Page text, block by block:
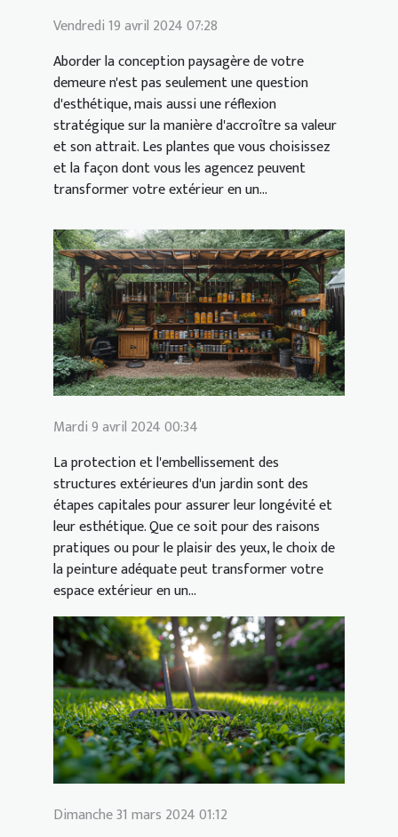
Vendredi 19 avril 2024 07:28
Aborder la conception paysagère de votre
demeure n'est pas seulement une question
d'esthétique, mais aussi une réflexion
stratégique sur la manière d'accroître sa valeur
et son attrait. Les plantes que vous choisissez
et la façon dont vous les agencez peuvent
transformer votre extérieur en un...
Mardi 9 avril 2024 00:34
La protection et l'embellissement des
structures extérieures d'un jardin sont des
étapes capitales pour assurer leur longévité et
leur esthétique. Que ce soit pour des raisons
pratiques ou pour le plaisir des yeux, le choix de
la peinture adéquate peut transformer votre
espace extérieur en un...
Dimanche 31 mars 2024 01:12